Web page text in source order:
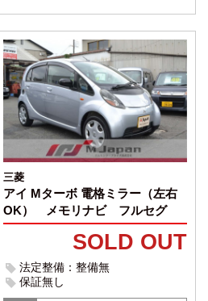
三菱
アイ Mターボ 電格ミラー（左右
OK） メモリナビ フルセグ
SOLD OUT
法定整備：整備無
保証無し